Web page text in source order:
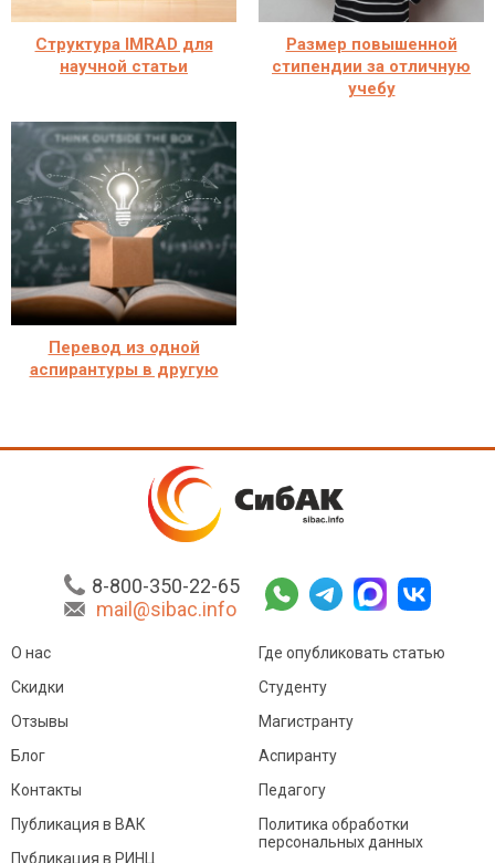
Структура IMRAD для
научной статьи
Размер повышенной
стипендии за отличную
учебу
Перевод из одной
аспирантуры в другую
8-800-350-22-65
mail@sibac.info
О нас
Скидки
Отзывы
Блог
Контакты
Где опубликовать статью
Студенту
Магистранту
Аспиранту
Педагогу
Публикация в ВАК
Публикация в РИНЦ
Политика обработки
персональных данных